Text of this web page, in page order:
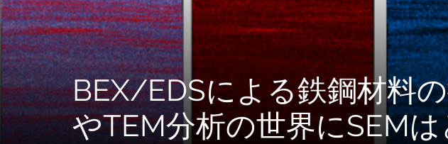
BEX/EDSによる鉄鋼材料
やTEM分析の世界にSEM